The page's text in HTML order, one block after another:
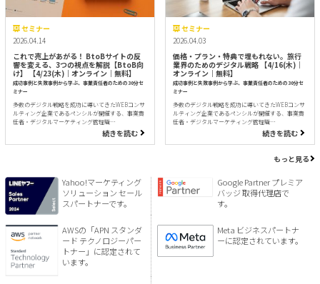
セミナー
2026.04.14
これで売上があがる！ BtoBサイトの反
響を変える、3つの視点を解説【BtoB向
け】 【4/23(木)｜オンライン｜無料】
成功事例と失敗事例から学ぶ、事業責任者のための30分セ
ミナー
多数のデジタル戦略を成功に導いてきたWEBコンサ
ルティング企業であるペンシルが開催する、事業責
任者・デジタルマーケティング管理職…
続きを読む
セミナー
2026.04.03
価格・プラン・特典で埋もれない。旅行
業界のためのデジタル戦略 【4/16(木)｜
オンライン｜無料】
成功事例と失敗事例から学ぶ、事業責任者のための30分セ
ミナー
多数のデジタル戦略を成功に導いてきたWEBコンサ
ルティング企業であるペンシルが開催する、事業責
任者・デジタルマーケティング管理職…
続きを読む
もっと見る
Yahoo!マーケティング
ソリューション セール
スパートナーです。
Google Partner プレミア
バッジ 取得代理店で
す。
AWSの「APN スタンダ
ード テクノロジーパー
トナー」に認定されて
います。
Meta ビジネスパートナ
ーに認定されています。